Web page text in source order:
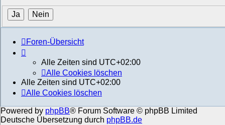
Foren-Übersicht
Alle Zeiten sind UTC+02:00
Alle Cookies löschen
Alle Zeiten sind UTC+02:00
Alle Cookies löschen
Powered by phpBB® Forum Software © phpBB Limited
Deutsche Übersetzung durch phpBB.de